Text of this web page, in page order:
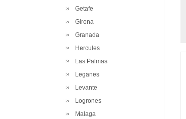
Getafe
Girona
Granada
Hercules
Las Palmas
Leganes
Levante
Logrones
Malaga